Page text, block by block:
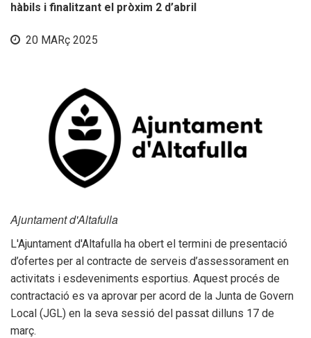
Seu electrònica
hàbils i finalitzant el pròxim 2 d’abril
20 MARç 2025
Ajuntament d'Altafulla
L'Ajuntament d'Altafulla ha obert el termini de presentació
d’ofertes per al contracte de serveis d’assessorament en
activitats i esdeveniments esportius. Aquest procés de
contractació es va aprovar per acord de la Junta de Govern
Local (JGL) en la seva sessió del passat dilluns 17 de
març.